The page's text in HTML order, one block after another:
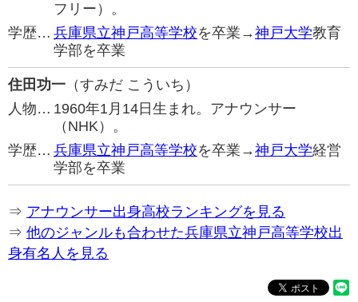
フリー）。
学歴… 兵庫県立神戸高等学校を卒業→神戸大学教育
学部を卒業
住田功一 （すみだ こういち）
人物… 1960年1月14日生まれ。アナウンサー
（NHK）。
学歴… 兵庫県立神戸高等学校を卒業→神戸大学経営
学部を卒業
⇒ アナウンサー出身高校ランキングを見る
⇒ 他のジャンルも合わせた兵庫県立神戸高等学校出
身有名人を見る